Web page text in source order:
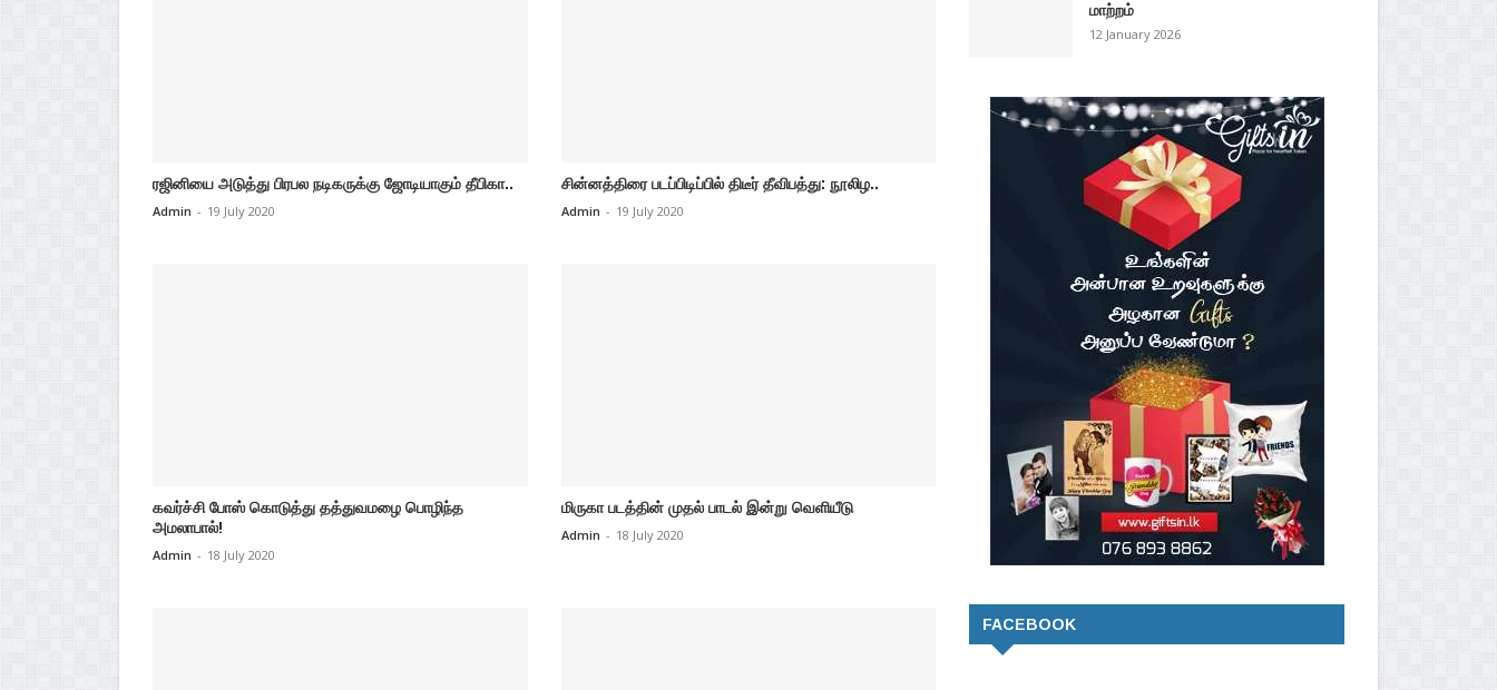
ரஜினியை அடுத்து பிரபல நடிகருக்கு ஜோடியாகும் தீபிகா..
Admin - 19 July 2020
சின்னத்திரை படப்பிடிப்பில் திடீர் தீவிபத்து: நூலிழ..
Admin - 19 July 2020
கவர்ச்சி போஸ் கொடுத்து தத்துவமழை பொழிந்த
அமலாபால்!
Admin - 18 July 2020
மிருகா படத்தின் முதல் பாடல் இன்று வெளியீடு
Admin - 18 July 2020
மாற்றம்
12 January 2026
FACEBOOK